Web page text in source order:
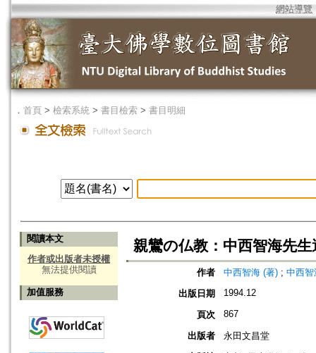
網站導覽
． 首頁 > 檢索系統 > 書目檢索 > 書目明細
閱讀本文
作者或出版者未授權
無法提供閱讀
加值服務
親鸞の仏教：中西智海先
作者 中西智海 (著) ; 中西智
出版日期
1994.12
頁次 867
出版者
永田文昌堂